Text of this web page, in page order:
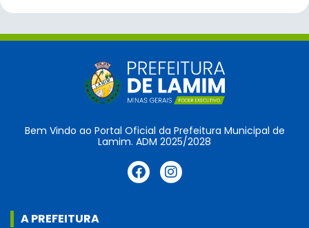
Bem Vindo ao Portal Oficial da Prefeitura Municipal de
Lamim. ADM 2025/2028
A PREFEITURA